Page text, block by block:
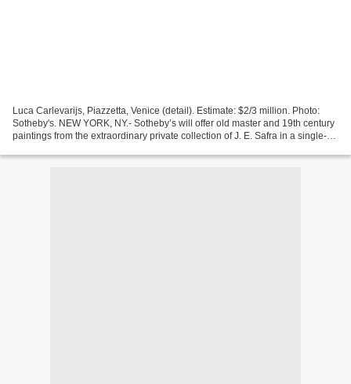
Luca Carlevarijs, Piazzetta, Venice (detail). Estimate: $2/3 million. Photo:
Sotheby's. NEW YORK, NY.- Sotheby’s will offer old master and 19th century
paintings from the extraordinary private collection of J. E. Safra in a single-